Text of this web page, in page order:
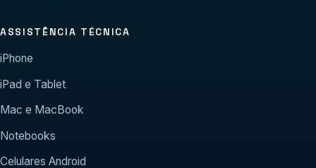
ASSISTÊNCIA TÉCNICA
iPhone
iPad e Tablet
Mac e MacBook
Notebooks
Celulares Android